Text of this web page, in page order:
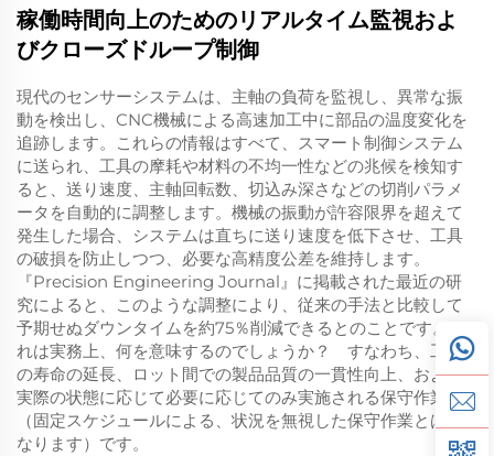
稼働時間向上のためのリアルタイム監視およ
びクローズドループ制御
現代のセンサーシステムは、主軸の負荷を監視し、異常な振
動を検出し、CNC機械による高速加工中に部品の温度変化を
追跡します。これらの情報はすべて、スマート制御システム
に送られ、工具の摩耗や材料の不均一性などの兆候を検知す
ると、送り速度、主軸回転数、切込み深さなどの切削パラメ
ータを自動的に調整します。機械の振動が許容限界を超えて
発生した場合、システムは直ちに送り速度を低下させ、工具
の破損を防止しつつ、必要な高精度公差を維持します。
『Precision Engineering Journal』に掲載された最近の研
究によると、このような調整により、従来の手法と比較して
予期せぬダウンタイムを約75％削減できるとのことです。こ
れは実務上、何を意味するのでしょうか？ すなわち、工具
の寿命の延長、ロット間での製品品質の一貫性向上、および
実際の状態に応じて必要に応じてのみ実施される保守作業
（固定スケジュールによる、状況を無視した保守作業とは異
なります）です。